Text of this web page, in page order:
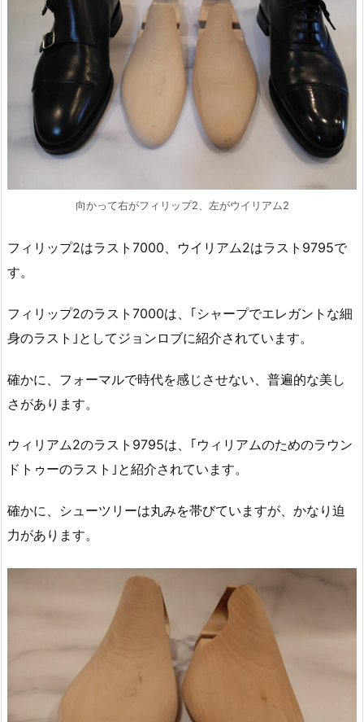
向かって右がフィリップ2、左がウイリアム2
フィリップ2はラスト7000、ウイリアム2はラスト9795で
す。
フィリップ2のラスト7000は、｢シャープでエレガントな細
身のラスト｣としてジョンロブに紹介されています。
確かに、フォーマルで時代を感じさせない、普遍的な美し
さがあります。
ウィリアム2のラスト9795は、｢ウィリアムのためのラウン
ドトゥーのラスト｣と紹介されています。
確かに、シューツリーは丸みを帯びていますが、かなり迫
力があります。